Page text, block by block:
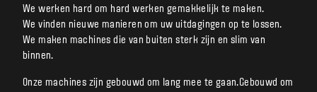
We werken hard om hard werken gemakkelijk te maken.
We vinden nieuwe manieren om uw uitdagingen op te lossen.
We maken machines die van buiten sterk zijn en slim van
binnen.
Onze machines zijn gebouwd om lang mee te gaan.Gebouwd om